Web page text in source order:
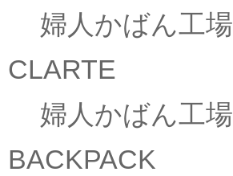
婦人かばん工場
CLARTE
婦人かばん工場
BACKPACK